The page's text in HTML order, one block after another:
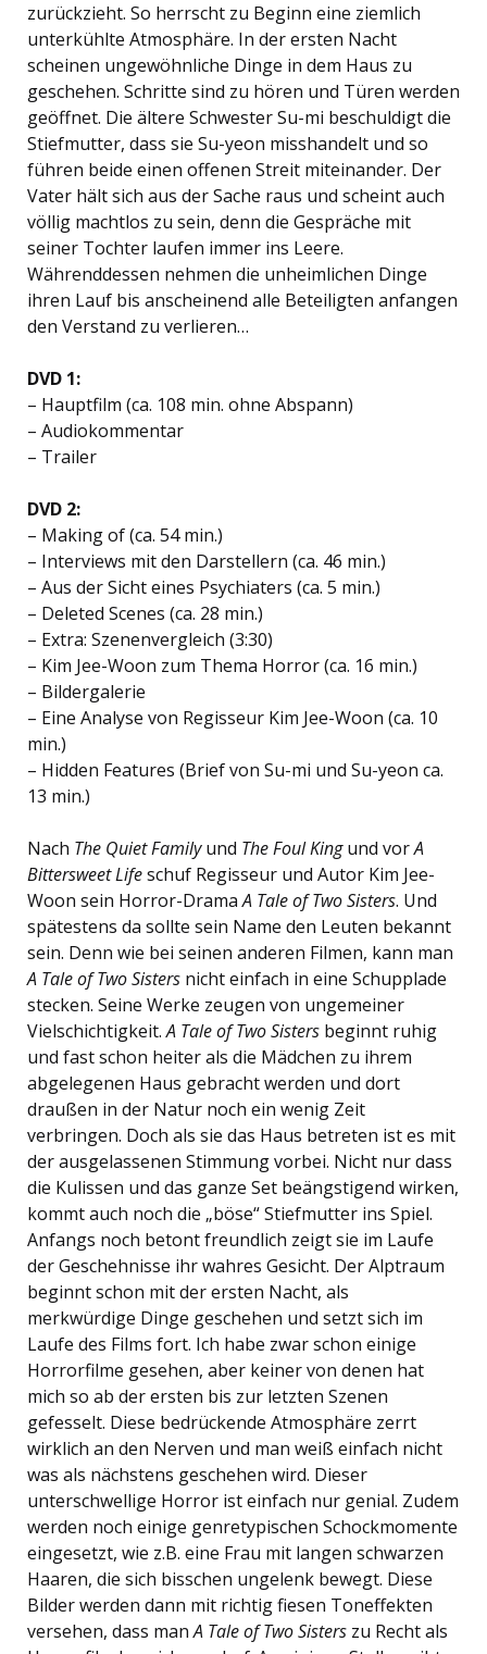
zurückzieht. So herrscht zu Beginn eine ziemlich
unterkühlte Atmosphäre. In der ersten Nacht
scheinen ungewöhnliche Dinge in dem Haus zu
geschehen. Schritte sind zu hören und Türen werden
geöffnet. Die ältere Schwester Su-mi beschuldigt die
Stiefmutter, dass sie Su-yeon misshandelt und so
führen beide einen offenen Streit miteinander. Der
Vater hält sich aus der Sache raus und scheint auch
völlig machtlos zu sein, denn die Gespräche mit
seiner Tochter laufen immer ins Leere.
Währenddessen nehmen die unheimlichen Dinge
ihren Lauf bis anscheinend alle Beteiligten anfangen
den Verstand zu verlieren…
DVD 1:
– Hauptfilm (ca. 108 min. ohne Abspann)
– Audiokommentar
– Trailer
DVD 2:
– Making of (ca. 54 min.)
– Interviews mit den Darstellern (ca. 46 min.)
– Aus der Sicht eines Psychiaters (ca. 5 min.)
– Deleted Scenes (ca. 28 min.)
– Extra: Szenenvergleich (3:30)
– Kim Jee-Woon zum Thema Horror (ca. 16 min.)
– Bildergalerie
– Eine Analyse von Regisseur Kim Jee-Woon (ca. 10
min.)
– Hidden Features (Brief von Su-mi und Su-yeon ca.
13 min.)
Nach The Quiet Familyund The Foul Kingund vorA
Bittersweet Lifeschuf Regisseur und Autor Kim Jee-
Woon sein Horror-DramaA Tale of Two Sisters. Und
spätestens da sollte sein Name den Leuten bekannt
sein. Denn wie bei seinen anderen Filmen, kann man
A Tale of Two Sisters nicht einfach in eine Schupplade
stecken. Seine Werke zeugen von ungemeiner
Vielschichtigkeit.A Tale of Two Sisters beginnt ruhig
und fast schon heiter als die Mädchen zu ihrem
abgelegenen Haus gebracht werden und dort
draußen in der Natur noch ein wenig Zeit
verbringen. Doch als sie das Haus betreten ist es mit
der ausgelassenen Stimmung vorbei. Nicht nur dass
die Kulissen und das ganze Set beängstigend wirken,
kommt auch noch die „böse“ Stiefmutter ins Spiel.
Anfangs noch betont freundlich zeigt sie im Laufe
der Geschehnisse ihr wahres Gesicht. Der Alptraum
beginnt schon mit der ersten Nacht, als
merkwürdige Dinge geschehen und setzt sich im
Laufe des Films fort. Ich habe zwar schon einige
Horrorfilme gesehen, aber keiner von denen hat
mich so ab der ersten bis zur letzten Szenen
gefesselt. Diese bedrückende Atmosphäre zerrt
wirklich an den Nerven und man weiß einfach nicht
was als nächstens geschehen wird. Dieser
unterschwellige Horror ist einfach nur genial. Zudem
werden noch einige genretypischen Schockmomente
eingesetzt, wie z.B. eine Frau mit langen schwarzen
Haaren, die sich bisschen ungelenk bewegt. Diese
Bilder werden dann mit richtig fiesen Toneffekten
versehen, dass manA Tale of Two Sisters zu Recht als